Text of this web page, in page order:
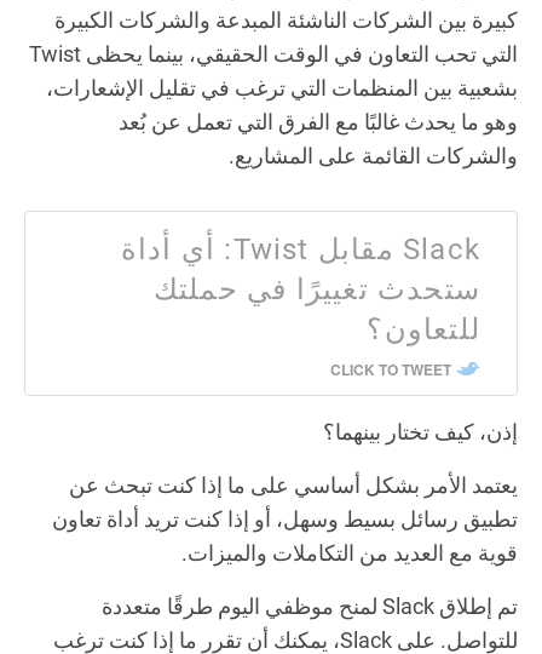
كبيرة بين الشركات الناشئة المبدعة والشركات الكبيرة
التي تحب التعاون في الوقت الحقيقي، بينما يحظى Twist
بشعبية بين المنظمات التي ترغب في تقليل الإشعارات،
وهو ما يحدث غالبًا مع الفرق التي تعمل عن بُعد
والشركات القائمة على المشاريع.
Slack مقابل Twist: أي أداة
ستحدث تغييرًا في حملتك
للتعاون؟
CLICK TO TWEET
إذن، كيف تختار بينهما؟
يعتمد الأمر بشكل أساسي على ما إذا كنت تبحث عن
تطبيق رسائل بسيط وسهل، أو إذا كنت تريد أداة تعاون
قوية مع العديد من التكاملات والميزات.
تم إطلاق Slack لمنح موظفي اليوم طرقًا متعددة
للتواصل. على Slack، يمكنك أن تقرر ما إذا كنت ترغب